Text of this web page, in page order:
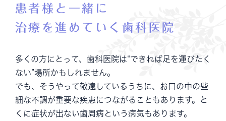
患者様と一緒に
治療を進めていく歯科医院
多くの方にとって、歯科医院は“できれば足を運びたく
ない”場所かもしれません。
でも、そうやって敬遠しているうちに、お口の中の些
細な不調が重要な疾患につながることもあります。と
くに症状が出ない歯周病という病気もあります。